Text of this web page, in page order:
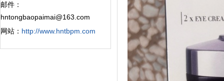
邮件：
hntongbaopaimai@163.com
网站： http://www.hntbpm.com